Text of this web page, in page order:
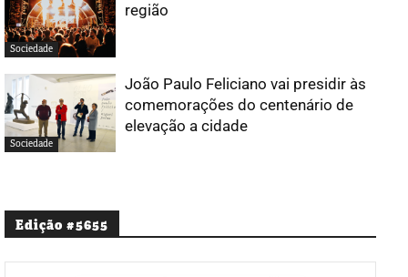
Sociedade
região
Sociedade
João Paulo Feliciano vai presidir às
comemorações do centenário de
elevação a cidade
Edição #5655